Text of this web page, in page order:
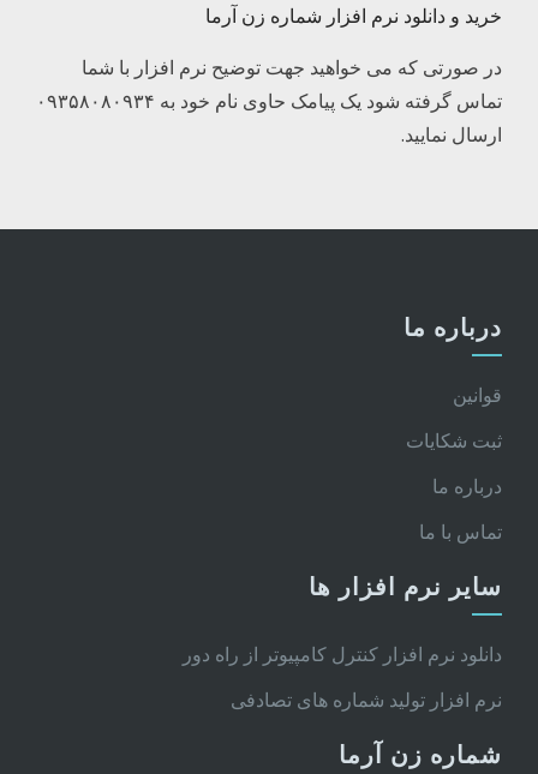
خرید و دانلود نرم افزار شماره زن آرما
در صورتی که می خواهید جهت توضیح نرم افزار با شما
تماس گرفته شود یک پیامک حاوی نام خود به ۰۹۳۵۸۰۸۰۹۳۴
ارسال نمایید.
درباره ما
قوانین
ثبت شکایات
درباره ما
تماس با ما
سایر نرم افزار ها
دانلود نرم افزار کنترل کامپیوتر از راه دور
نرم افزار تولید شماره های تصادفی
شماره زن آرما